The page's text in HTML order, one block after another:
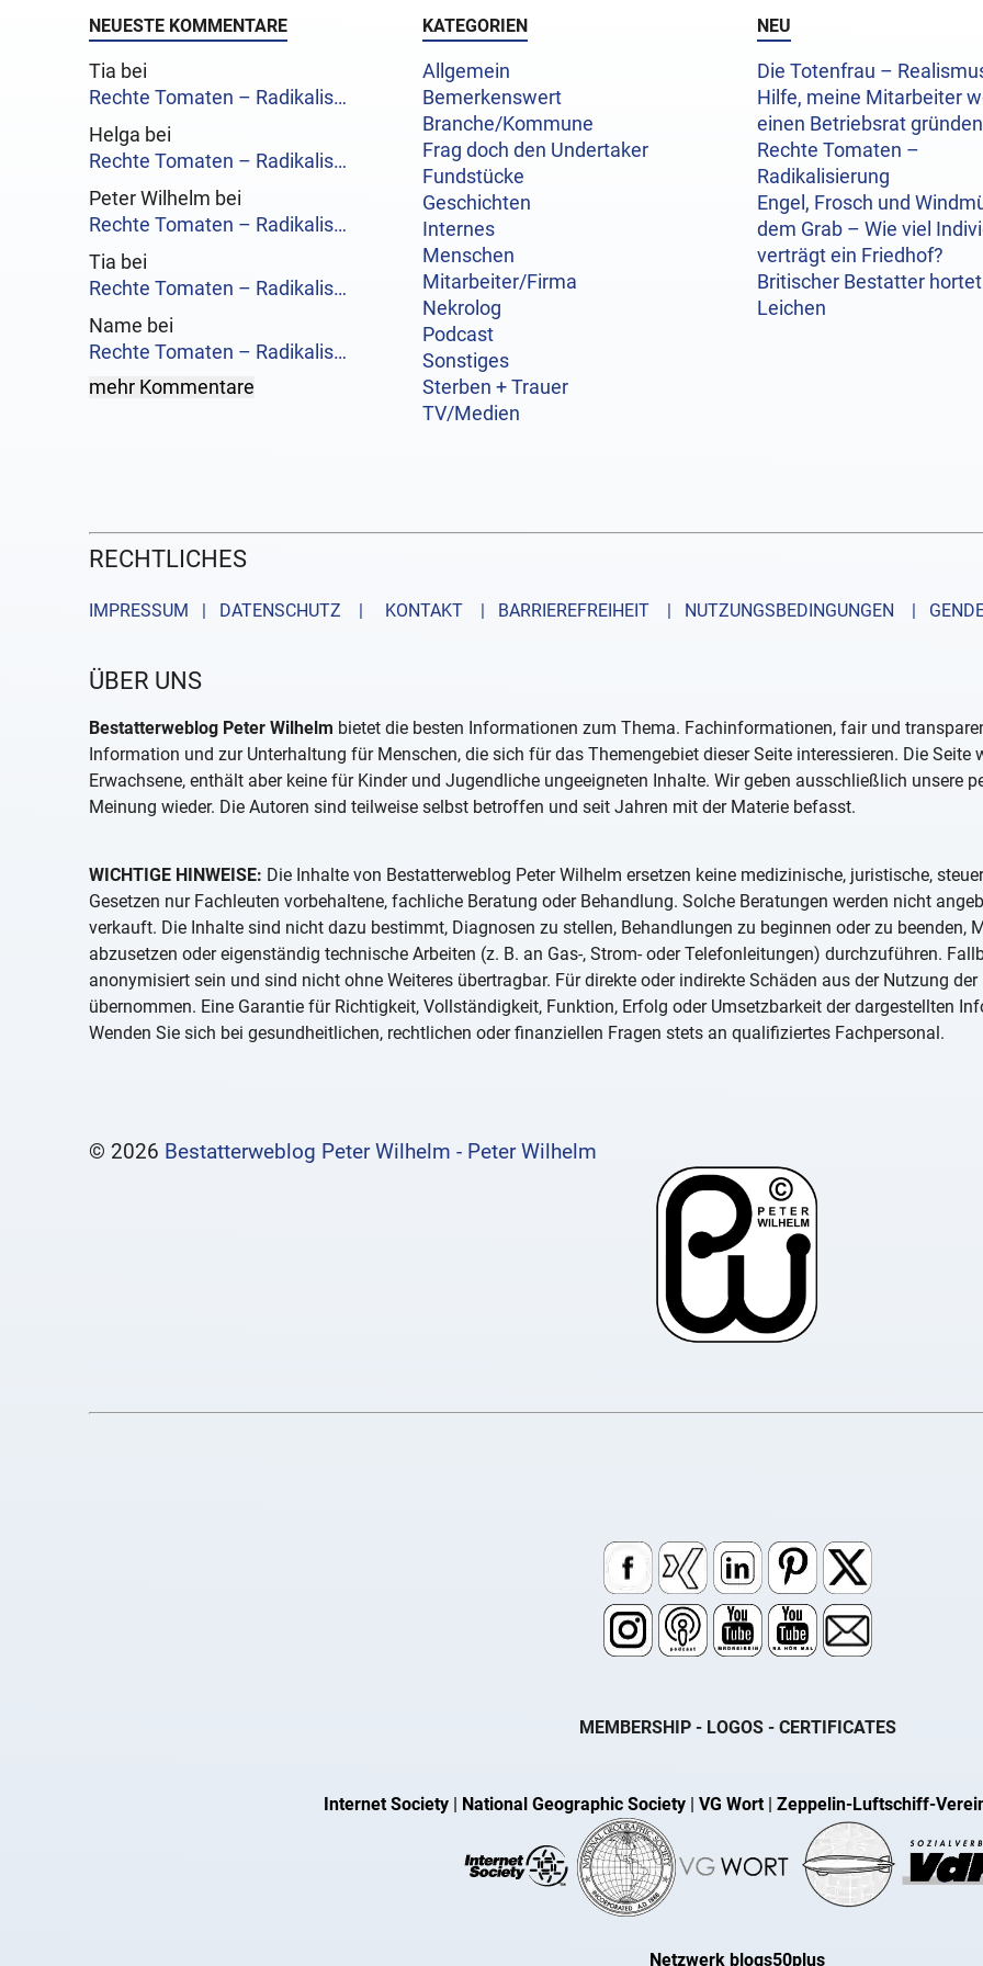
NEUESTE KOMMENTARE
Tia bei
Rechte Tomaten – Radikalis…
Helga bei
Rechte Tomaten – Radikalis…
Peter Wilhelm bei
Rechte Tomaten – Radikalis…
Tia bei
Rechte Tomaten – Radikalis…
Name bei
Rechte Tomaten – Radikalis…
mehr Kommentare
KATEGORIEN
Allgemein
Bemerkenswert
Branche/Kommune
Frag doch den Undertaker
Fundstücke
Geschichten
Internes
Menschen
Mitarbeiter/Firma
Nekrolog
Podcast
Sonstiges
Sterben + Trauer
TV/Medien
NEU
Die Totenfrau –
Hilfe, meine Mitarbeiter
einen Betriebsrat
Rechte Tomaten –
Radikalisierung
Engel, Frosch und
dem Grab – Wie viel
verträgt ein Friedhof?
Britischer Bestatter hortet
Leichen
RECHTLICHES
IMPRESSUM | DATENSCHUTZ | KONTAKT | BARRIEREFREIHEIT | NUTZUNGSBEDINGUNGEN |
ÜBER UNS
Bestatterweblog Peter Wilhelm bietet die besten Informationen zum Thema. Fachinformationen, fair und
Information und zur Unterhaltung für Menschen, die sich für das Themengebiet dieser Seite interessieren. Die Seite
Erwachsene, enthält aber keine für Kinder und Jugendliche ungeeigneten Inhalte. Wir geben ausschließlich unsere
Meinung wieder. Die Autoren sind teilweise selbst betroffen und seit Jahren mit der Materie befasst.
WICHTIGE HINWEISE: Die Inhalte von Bestatterweblog Peter Wilhelm ersetzen keine medizinische, juristische,
Gesetzen nur Fachleuten vorbehaltene, fachliche Beratung oder Behandlung. Solche Beratungen werden nicht
verkauft. Die Inhalte sind nicht dazu bestimmt, Diagnosen zu stellen, Behandlungen zu beginnen oder zu beenden,
abzusetzen oder eigenständig technische Arbeiten (z. B. an Gas-, Strom- oder Telefonleitungen) durchzuführen.
anonymisiert sein und sind nicht ohne Weiteres übertragbar. Für direkte oder indirekte Schäden aus der Nutzung
übernommen. Eine Garantie für Richtigkeit, Vollständigkeit, Funktion, Erfolg oder Umsetzbarkeit der dargestellten
Wenden Sie sich bei gesundheitlichen, rechtlichen oder finanziellen Fragen stets an qualifiziertes Fachpersonal.
© 2026 Bestatterweblog Peter Wilhelm - Peter Wilhelm
MEMBERSHIP - LOGOS - CERTIFICATES
Internet Society | National Geographic Society | VG Wort| Zeppelin-Luftschiff-
Netzwerk blogs50plus